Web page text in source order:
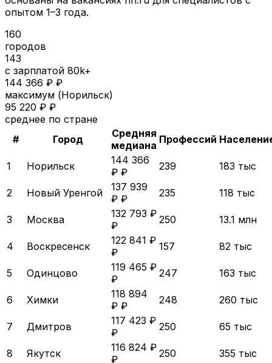
опытом 1–3 года.
160
городов
143
с зарплатой 80k+
144 366 ₽ ₽
максимум (Норильск)
95 220 ₽ ₽
среднее по стране
#
Город
Средняя
медиана Профессий
1 Норильск
144 366
₽ ₽
239 183 тыс
2 Новый Уренгой
137 939
₽ ₽
235 118 тыс
3 Москва
132 793 ₽
₽
250 13.1 млн
4 Воскресенск
122 841 ₽
₽
157 82 тыс
5 Одинцово
119 465 ₽
₽
247 163 тыс
6 Химки
118 894
₽ ₽
248 260 тыс
7 Дмитров
117 423 ₽
₽
250 65 тыс
8 Якутск
116 824 ₽
₽
250 355 тыс